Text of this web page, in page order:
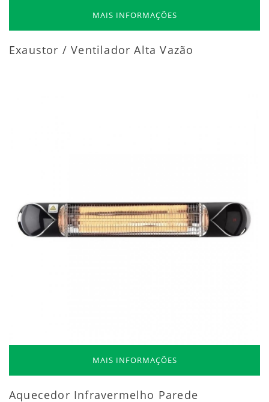
MAIS INFORMAÇÕES
Exaustor / Ventilador Alta Vazão
MAIS INFORMAÇÕES
Aquecedor Infravermelho Parede